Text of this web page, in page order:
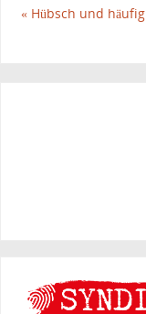
«Hübsch und häufig